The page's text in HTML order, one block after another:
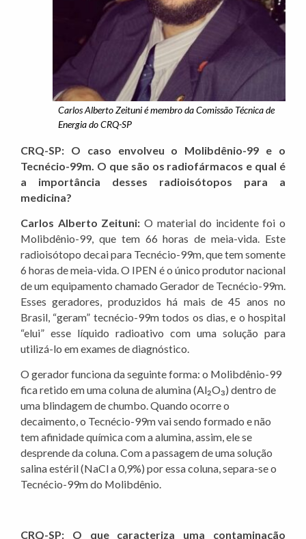
Carlos Alberto Zeituni é membro da Comissão Técnica de
Energia do CRQ-SP
CRQ-SP: O caso envolveu o Molibdênio-99 e o
Tecnécio-99m. O que são os radiofármacos e qual é
a importância desses radioisótopos para a
medicina?
Carlos Alberto Zeituni: O material do incidente foi o
Molibdênio-99, que tem 66 horas de meia-vida. Este
radioisótopo decai para Tecnécio-99m, que tem somente
6 horas de meia-vida. O IPEN é o único produtor nacional
de um equipamento chamado Gerador de Tecnécio-99m.
Esses geradores, produzidos há mais de 45 anos no
Brasil, “geram” tecnécio-99m todos os dias, e o hospital
“elui” esse líquido radioativo com uma solução para
utilizá-lo em exames de diagnóstico.
O gerador funciona da seguinte forma: o Molibdênio-99
fica retido em uma coluna de alumina (Al₂O₃) dentro de
uma blindagem de chumbo. Quando ocorre o
decaimento, o Tecnécio-99m vai sendo formado e não
tem afinidade química com a alumina, assim, ele se
desprende da coluna. Com a passagem de uma solução
salina estéril (NaCl a 0,9%) por essa coluna, separa-se o
Tecnécio-99m do Molibdênio.
CRQ-SP: O que caracteriza uma contaminação